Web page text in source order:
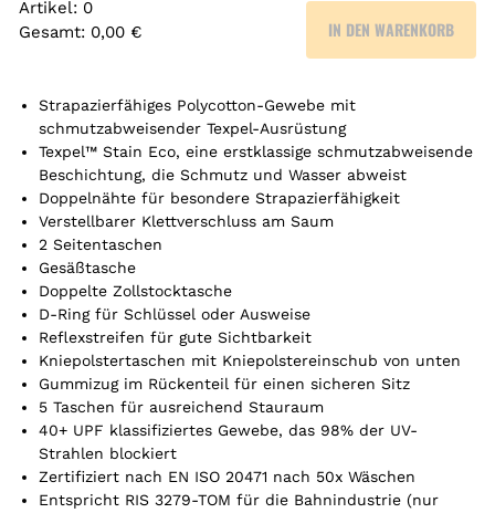
Artikel: 0
Gesamt: 0,00 €
r
i
e
l
.
Y
o
u
i
IN DEN WARENKORB
Strapazierfähiges Polycotton-Gewebe mit
schmutzabweisender Texpel-Ausrüstung
Texpel™ Stain Eco, eine erstklassige schmutzabweisende
Beschichtung, die Schmutz und Wasser abweist
Doppelnähte für besondere Strapazierfähigkeit
Verstellbarer Klettverschluss am Saum
2 Seitentaschen
Gesäßtasche
Doppelte Zollstocktasche
D-Ring für Schlüssel oder Ausweise
Reflexstreifen für gute Sichtbarkeit
Kniepolstertaschen mit Kniepolstereinschub von unten
Gummizug im Rückenteil für einen sicheren Sitz
5 Taschen für ausreichend Stauraum
40+ UPF klassifiziertes Gewebe, das 98% der UV-
Strahlen blockiert
Zertifiziert nach EN ISO 20471 nach 50x Wäschen
Entspricht RIS 3279-TOM für die Bahnindustrie (nur